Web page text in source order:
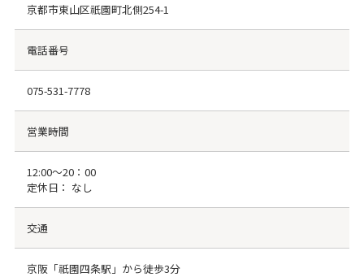
京都市東山区祇園町北側254-1
電話番号
075-531-7778
営業時間
12:00～20：00
定休日： なし
交通
京阪「祇園四条駅」から徒歩3分